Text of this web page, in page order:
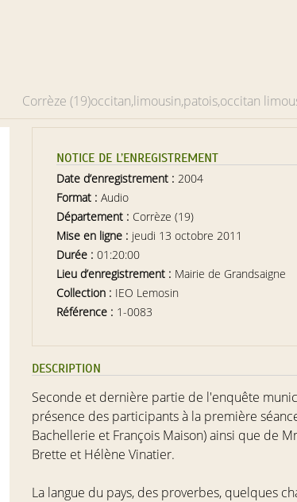
Corrèze (19)occitan,limousin,patois,occitan
NOTICE DE L’ENREGISTREMENT
Date d’enregistrement : 2004
Format : Audio
Département : Corrèze (19)
Mise en ligne : jeudi 13 octobre 2011
Durée : 01:20:00
Lieu d’enregistrement : Mairie de Grandsaigne
Collection : IEO Lemosin
Référence : 1-0083
DESCRIPTION
Seconde et dernière partie de l'enquête
présence des participants à la première
Bachellerie et François Maison) ainsi que de
Brette et Hélène Vinatier.
La langue du pays, des proverbes, quelques